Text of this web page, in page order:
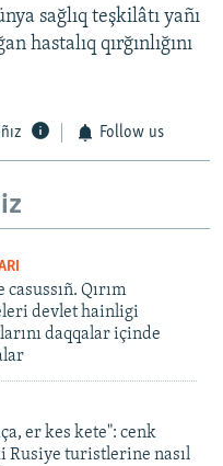
sağlıq teşkilâtı yañı
hastalıq qırğınlığını
Follow us
casussıñ. Qırım
devlet hainligi
daqqalar içinde
er kes kete": cenk
Rusiye turistlerine nasıl